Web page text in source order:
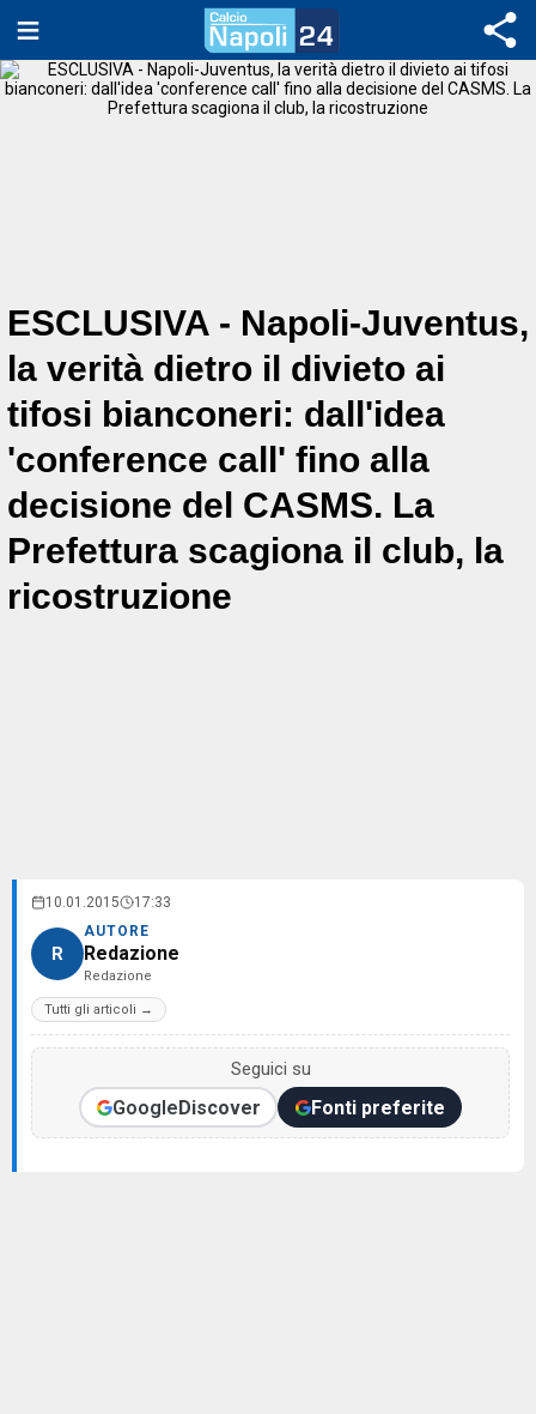
ESCLUSIVA - Napoli-Juventus,
la verità dietro il divieto ai
tifosi bianconeri: dall'idea
'conference call' fino alla
decisione del CASMS. La
Prefettura scagiona il club, la
ricostruzione
10.01.2015 17:33
R
AUTORE
Redazione
Redazione
Tutti gli articoli →
Seguici su
GoogleDiscover Fonti preferite